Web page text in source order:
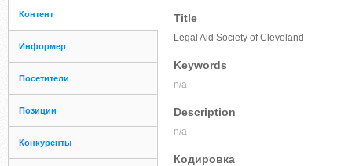
Контент
Информер
Посетители
Позиции
Конкуренты
Title
Legal Aid Society of Cleveland
Keywords
n/a
Description
n/a
Кодировка